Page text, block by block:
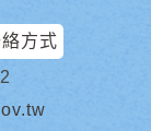
方式